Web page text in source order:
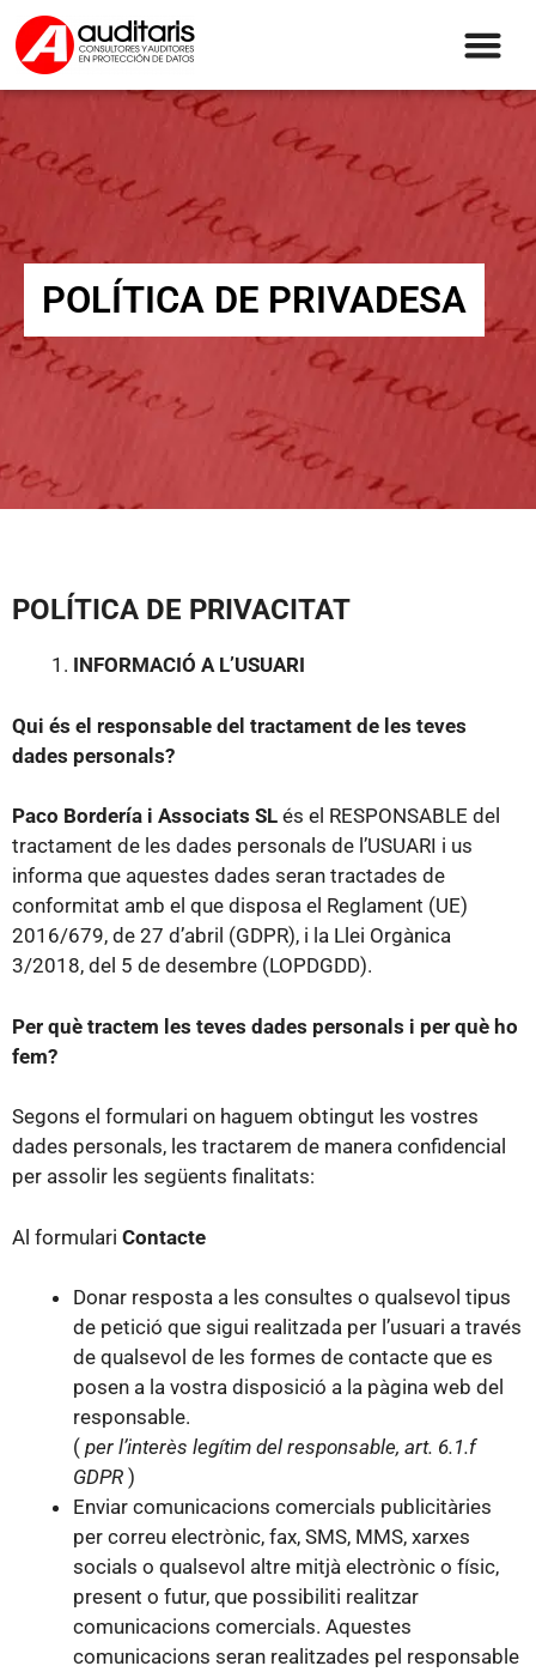
POLÍTICA DE PRIVADESA
POLÍTICA DE PRIVACITAT
INFORMACIÓ A L’USUARI
Qui és el responsable del tractament de les teves
dades personals?
Paco Bordería i Associats SL és el RESPONSABLE del
tractament de les dades personals de l’USUARI i us
informa que aquestes dades seran tractades de
conformitat amb el que disposa el Reglament (UE)
2016/679, de 27 d’abril (GDPR), i la Llei Orgànica
3/2018, del 5 de desembre (LOPDGDD).
Per què tractem les teves dades personals i per què ho
fem?
Segons el formulari on haguem obtingut les vostres
dades personals, les tractarem de manera confidencial
per assolir les següents finalitats:
Al formulari Contacte
Donar resposta a les consultes o qualsevol tipus
de petició que sigui realitzada per l’usuari a través
de qualsevol de les formes de contacte que es
posen a la vostra disposició a la pàgina web del
responsable.
( per l’interès legítim del responsable, art. 6.1.f
GDPR )
Enviar comunicacions comercials publicitàries
per correu electrònic, fax, SMS, MMS, xarxes
socials o qualsevol altre mitjà electrònic o físic,
present o futur, que possibiliti realitzar
comunicacions comercials. Aquestes
comunicacions seran realitzades pel responsable